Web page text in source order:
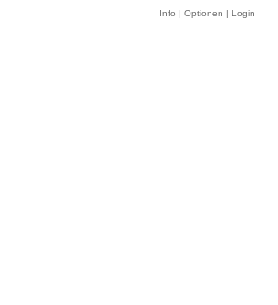
Info | Optionen | Login